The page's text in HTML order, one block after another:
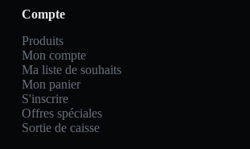
Compte
Produits
Mon compte
Ma liste de souhaits
Mon panier
S'inscrire
Offres spéciales
Sortie de caisse